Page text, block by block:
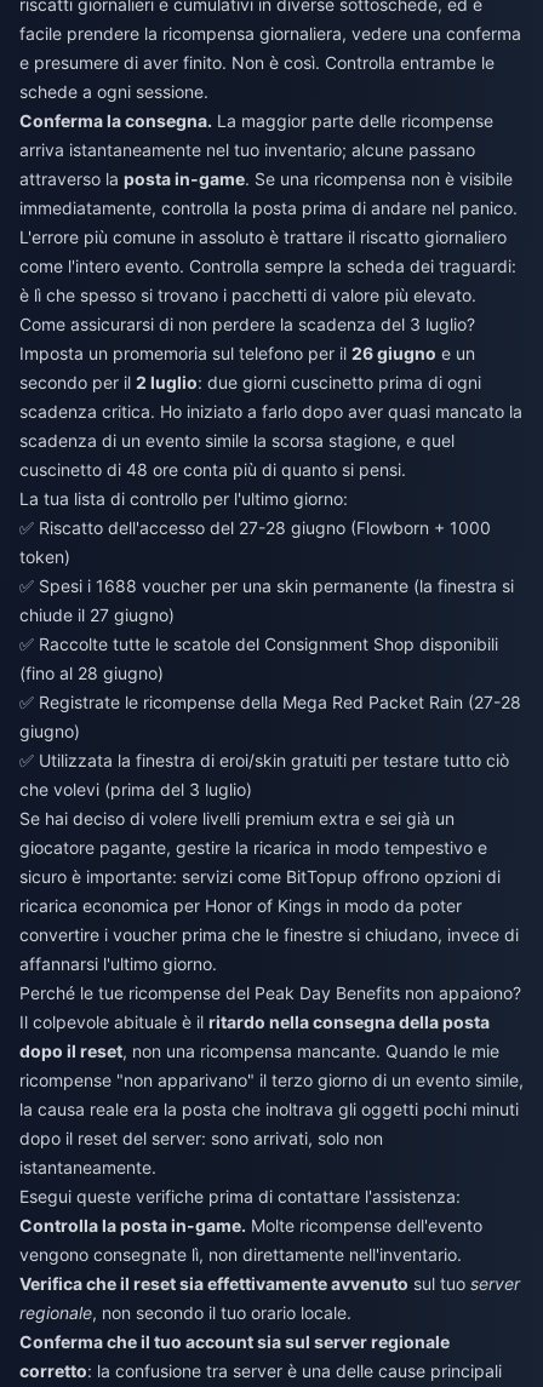
facile prendere la ricompensa giornaliera, vedere una conferma
e presumere di aver finito. Non è così. Controlla entrambe le
schede a ogni sessione.
Conferma la consegna. La maggior parte delle ricompense
arriva istantaneamente nel tuo inventario; alcune passano
attraverso la posta in-game. Se una ricompensa non è visibile
immediatamente, controlla la posta prima di andare nel panico.
L'errore più comune in assoluto è trattare il riscatto giornaliero
come l'intero evento. Controlla sempre la scheda dei traguardi:
è lì che spesso si trovano i pacchetti di valore più elevato.
Come assicurarsi di non perdere la scadenza del 3 luglio?
Imposta un promemoria sul telefono per il 26 giugno e un
secondo per il 2 luglio: due giorni cuscinetto prima di ogni
scadenza critica. Ho iniziato a farlo dopo aver quasi mancato la
scadenza di un evento simile la scorsa stagione, e quel
cuscinetto di 48 ore conta più di quanto si pensi.
La tua lista di controllo per l'ultimo giorno:
✅ Riscatto dell'accesso del 27-28 giugno (Flowborn + 1000
token)
✅ Spesi i 1688 voucher per una skin permanente (la finestra si
chiude il 27 giugno)
✅ Raccolte tutte le scatole del Consignment Shop disponibili
(fino al 28 giugno)
✅ Registrate le ricompense della Mega Red Packet Rain (27-28
giugno)
✅ Utilizzata la finestra di eroi/skin gratuiti per testare tutto ciò
che volevi (prima del 3 luglio)
Se hai deciso di volere livelli premium extra e sei già un
giocatore pagante, gestire la ricarica in modo tempestivo e
sicuro è importante: servizi come BitTopup offrono opzioni di
ricarica economica per Honor of Kings in modo da poter
convertire i voucher prima che le finestre si chiudano, invece di
affannarsi l'ultimo giorno.
Perché le tue ricompense del Peak Day Benefits non appaiono?
Il colpevole abituale è il ritardo nella consegna della posta
dopo il reset, non una ricompensa mancante. Quando le mie
ricompense "non apparivano" il terzo giorno di un evento simile,
la causa reale era la posta che inoltrava gli oggetti pochi minuti
dopo il reset del server: sono arrivati, solo non
istantaneamente.
Esegui queste verifiche prima di contattare l'assistenza:
Controlla la posta in-game. Molte ricompense dell'evento
vengono consegnate lì, non direttamente nell'inventario.
Verifica che il reset sia effettivamente avvenuto sul tuo server
regionale, non secondo il tuo orario locale.
Conferma che il tuo account sia sul server regionale
corretto: la confusione tra server è una delle cause principali